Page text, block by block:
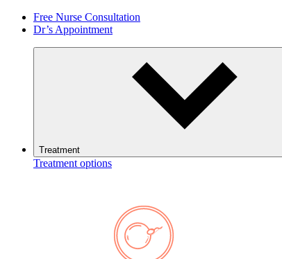
Free Nurse Consultation
Dr’s Appointment
Treatment
Treatment options